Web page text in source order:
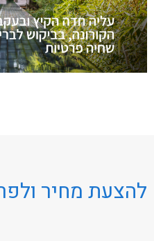
להצעת מחיר